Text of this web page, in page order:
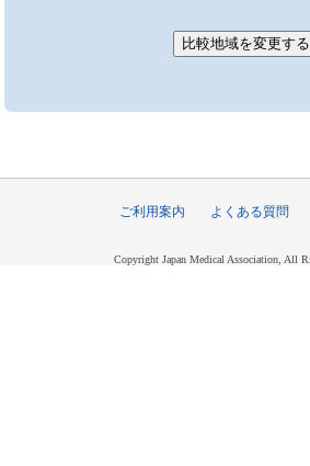
ご利用案内 よくある質問
Copyright Japan Medical Association, All